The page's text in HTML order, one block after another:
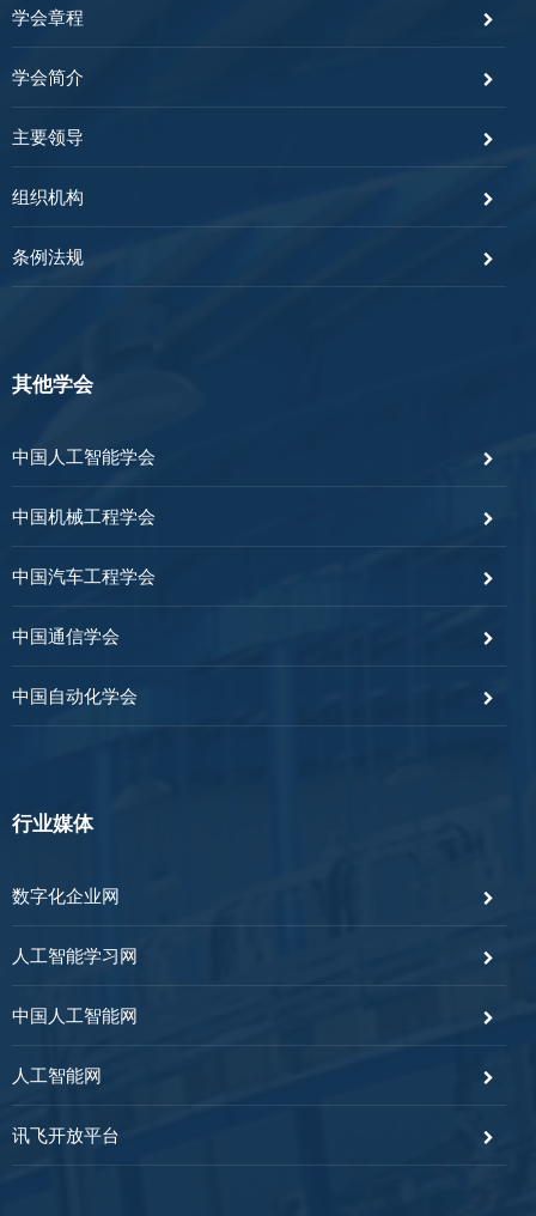
学会章程
学会简介
主要领导
组织机构
条例法规
其他学会
中国人工智能学会
中国机械工程学会
中国汽车工程学会
中国通信学会
中国自动化学会
行业媒体
数字化企业网
人工智能学习网
中国人工智能网
人工智能网
讯飞开放平台